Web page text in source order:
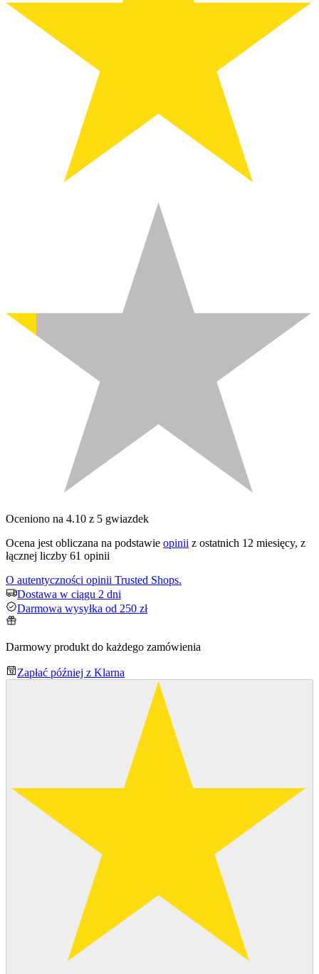
Oceniono na 4.10 z 5 gwiazdek
Ocena jest obliczana na podstawie opinii z ostatnich 12 miesięcy, z
łącznej liczby 61 opinii
O autentyczności opinii Trusted Shops.
Dostawa w ciągu 2 dni
Darmowa wysyłka od 250 zł
Darmowy produkt do każdego zamówienia
Zapłać później z Klarna